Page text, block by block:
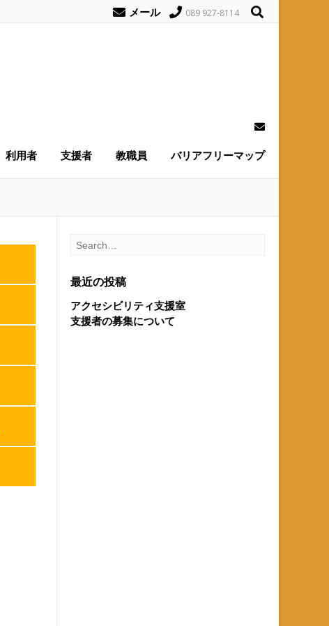
メール 089 927-8114
利用者 支援者 教職員 バリアフリーマップ
最近の投稿
アクセシビリティ支援室
支援者の募集について